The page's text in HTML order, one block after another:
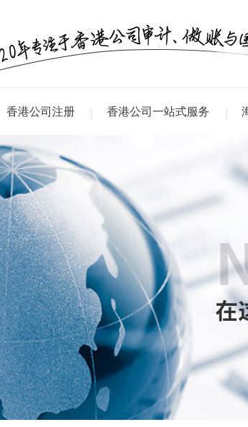
香港公司注册 香港公司一站式服务